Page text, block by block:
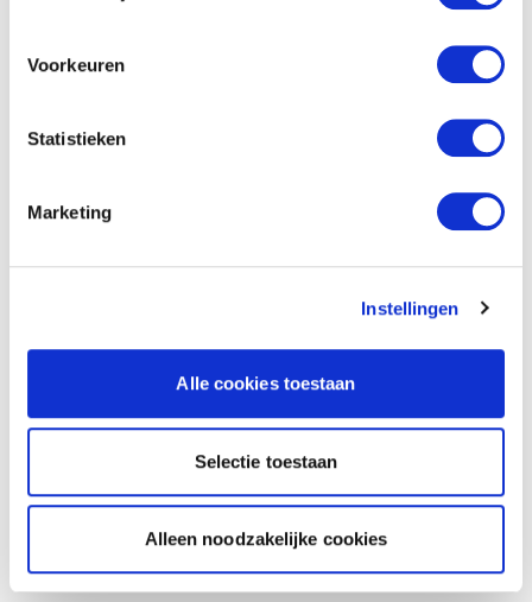
Voorkeuren
Statistieken
Marketing
Instellingen
Alle cookies toestaan
Selectie toestaan
Alleen noodzakelijke cookies